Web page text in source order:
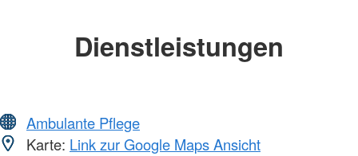
Dienstleistungen
Ambulante Pflege
Karte: Link zur Google Maps Ansicht